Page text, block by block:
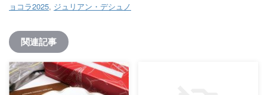
ョコラ2025, ジュリアン・デシュノ
関連記事